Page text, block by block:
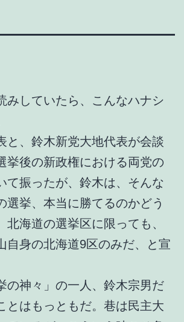
みしていたら、こんなハナシ
と、鈴木新党大地代表が会談
挙後の新政権における両党の
て振ったが、鈴木は、そんな
選挙、本当に勝てるのかどう
北海道の選挙区に限っても、
自身の北海道9区のみだ、と宣
の神々」の一人、鈴木宗男だ
とはもっともだ。巷は民主大